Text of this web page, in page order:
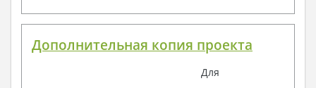
Дополнительная копия проекта
Для